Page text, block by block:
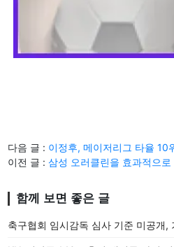
다음 글 : 이정후, 메이저리그 타율 10
이전 글 : 삼성 오러클린을 효과적으로
함께 보면 좋은 글
축구협회 임시감독 심사 기준 미공개